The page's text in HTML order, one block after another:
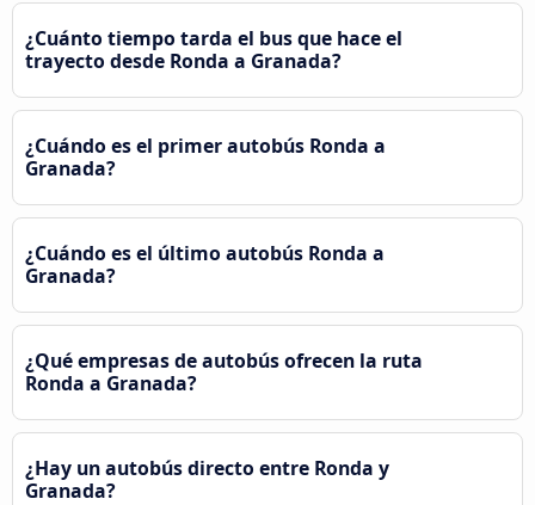
¿Cuánto tiempo tarda el bus que hace el
trayecto desde Ronda a Granada?
¿Cuándo es el primer autobús Ronda a
Granada?
¿Cuándo es el último autobús Ronda a
Granada?
¿Qué empresas de autobús ofrecen la ruta
Ronda a Granada?
¿Hay un autobús directo entre Ronda y
Granada?